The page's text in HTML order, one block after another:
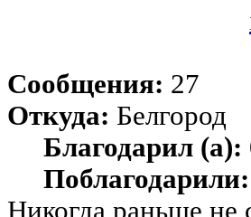
Сообщения: 27
Откуда: Белгород
Благодарил (а):
Поблагодарили:
Никогда раньше не